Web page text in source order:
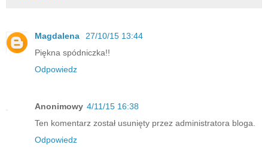
Magdalena
27/10/15 13:44
Piękna spódniczka!!
Odpowiedz
Anonimowy 4/11/15 16:38
Ten komentarz został usunięty przez administratora bloga.
Odpowiedz